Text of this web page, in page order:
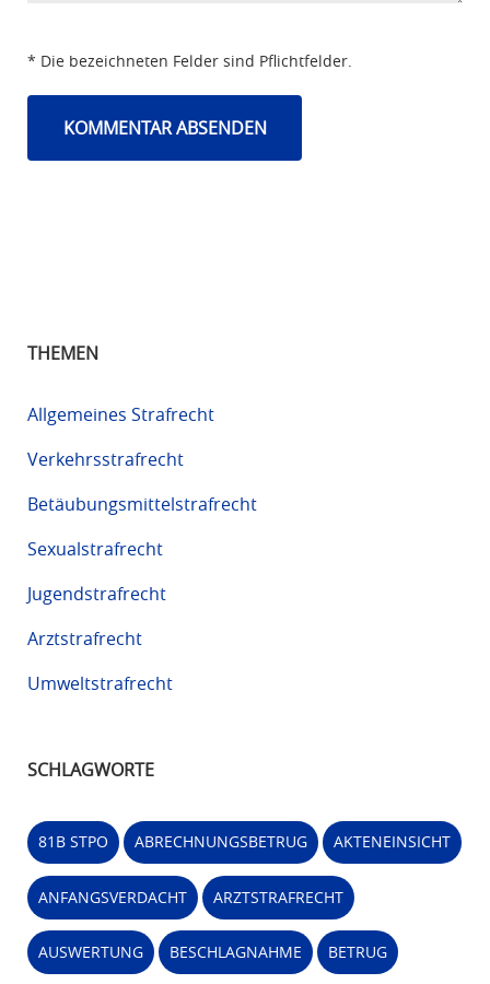
* Die bezeichneten Felder sind Pflichtfelder.
THEMEN
Allgemeines Strafrecht
Verkehrsstrafrecht
Betäubungsmittelstrafrecht
Sexualstrafrecht
Jugendstrafrecht
Arztstrafrecht
Umweltstrafrecht
SCHLAGWORTE
81B STPO ABRECHNUNGSBETRUG AKTENEINSICHT
ANFANGSVERDACHT ARZTSTRAFRECHT
AUSWERTUNG BESCHLAGNAHME BETRUG